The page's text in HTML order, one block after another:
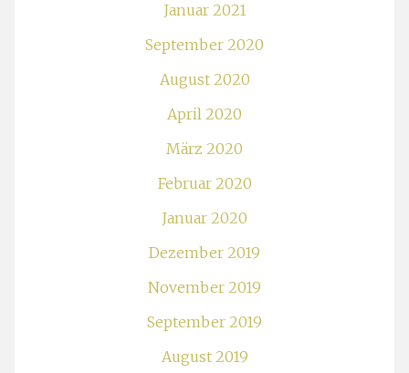
Januar 2021
September 2020
August 2020
April 2020
März 2020
Februar 2020
Januar 2020
Dezember 2019
November 2019
September 2019
August 2019